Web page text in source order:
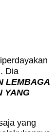
Dia
LEMBAGA
YANG
yang